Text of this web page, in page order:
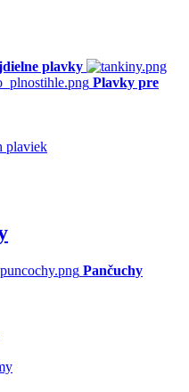
plavky
Plavky pre
plaviek
Pančuchy